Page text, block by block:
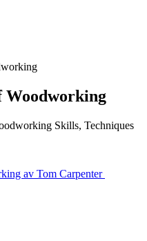
Woodworking
Skills, Techniques